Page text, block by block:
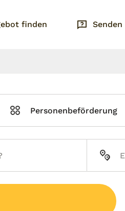
finden Senden
Personenbeförderung